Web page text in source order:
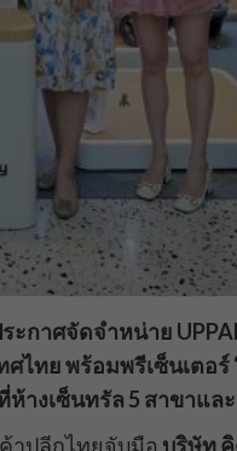
ะกาศจัดจำหน่าย
ไทย พร้อมพรีเซ็นเตอร์
งเซ็นทรัล 5 สาขาแล
าปลีกไทยจับมือ บริษัท